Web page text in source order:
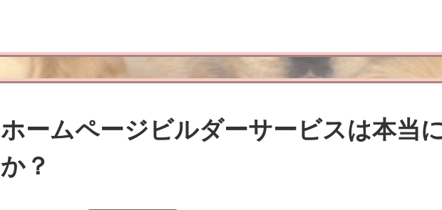
ホームページビルダーサービスは本当
か？